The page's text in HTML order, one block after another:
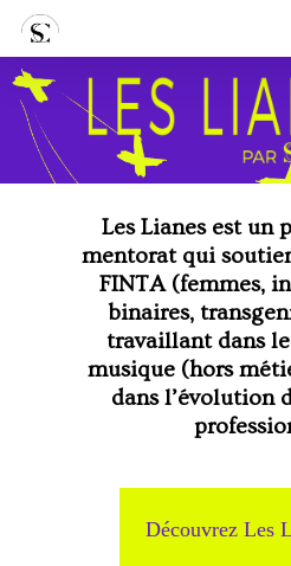
content
Les Lianes est un
mentorat qui
FINTA (femmes,
binaires,
travaillant dans
musique (hors
dans l’évolution
Découvrez Les